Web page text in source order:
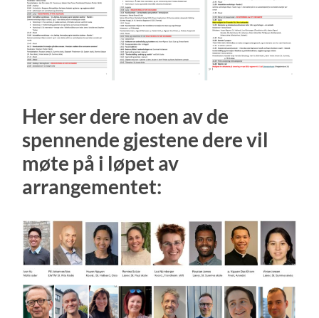
Her ser dere noen av de
spennende gjestene dere vil
møte på i løpet av
arrangementet: